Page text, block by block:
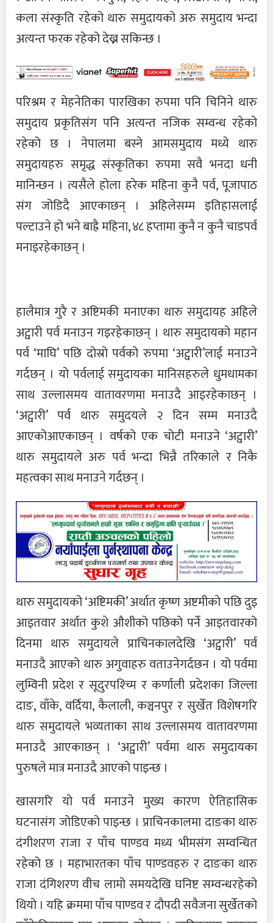
कला संस्कृति रहेको थारु समुदायको अरु समुदाय भन्दा
अत्यन्त फरक रहेको देख्न सकिन्छ ।
परिश्रम र मेहनेतिका पारखिका रुपमा पनि चिनिने थारु
समुदाय प्रकृतिसंग पनि अत्यन्त नजिक सम्वन्ध रहेको
रहेको छ । नेपालमा बस्ने आमसमुदाय मध्ये थारु
समुदायहरु समृद्ध संस्कृतिका रुपमा सवै भनदा धनी
मानिन्छन । त्यसैले होला हरेक महिना कुनै पर्व, पूजापाठ
संग जोडिदै आएकाछन् । अहिलेसम्म इतिहासलाई
पल्टाउने हो भने बाह्रै महिना, ४८ हप्तामा कुनै न कुनै चाडपर्व
मनाइरहेकाछन् ।
हालैमात्र गुरै र अष्टिमकी मनाएका थारु समुदायह अहिले
अट्वारी पर्व मनाउन गइरहेकाछन् । थारु समुदायको महान
पर्व ‘माघि’ पछि दोस्रो पर्वको रुपमा ‘अट्वारी’लाई मनाउने
गर्दछन् । यो पर्वलाई समुदायका मानिसहरुले धुमधामका
साथ उल्लासमय वातावरणमा मनाउदै आइरहेकाछन् ।
‘अट्वारी’ पर्व थारु समुदयले २ दिन सम्म मनाउदै
आएकोआएकाछन् । वर्षको एक चोटी मनाउने ‘अट्वारी’
थारु समुदायले अरु पर्व भन्दा भिन्नै तरिकाले र निकै
महत्वका साथ मनाउने गर्दछन् ।
थारु समुदायको ‘अष्टिमकी’ अर्थात कृष्ण अष्टमीको पछि दुइ
आइतवार अर्थात कुशे औशीको पछिको पर्ने आइतवारको
दिनमा थारु समुदायले प्राचिनकालदेखि ‘अट्वारी’ पर्व
मनाउदै आएको थारु अगुवाहरु वताउनेगर्दछन । यो पर्वमा
लुम्विनी प्रदेश र सूदुरपश्च्मि र कर्णाली प्रदेशका जिल्ला
दाङ, वाँके, वर्दिया, कैलाली, कञ्चनपुर र सुर्खेत विशेषगरि
थारु समुदायले भव्यताका साथ उल्लासमय वातावरणमा
मनाउदै आएकाछन् । ‘अट्वारी’ पर्वमा थारु समुदायका
पुरुषले मात्र मनाउदै आएको पाइन्छ ।
खासगरि यो पर्व मनाउने मुख्य कारण ऐतिहासिक
घटनासंग जोडिएको पाइन्छ । प्राचिनकालमा दाङका थारु
दंगीशरण राजा र पाँच पाण्डव मध्य भीमसंग सम्वन्धित
रहेको छ । महाभारतका पाँच पाण्डवहरु र दाङका थारु
राजा दंगिशरण वीच लामो समयदेखि घनिष्ट सम्वन्धरहेको
थियो । यहि क्रममा पाँच पाण्डव र दौपदी सवैजना सुर्खेतको